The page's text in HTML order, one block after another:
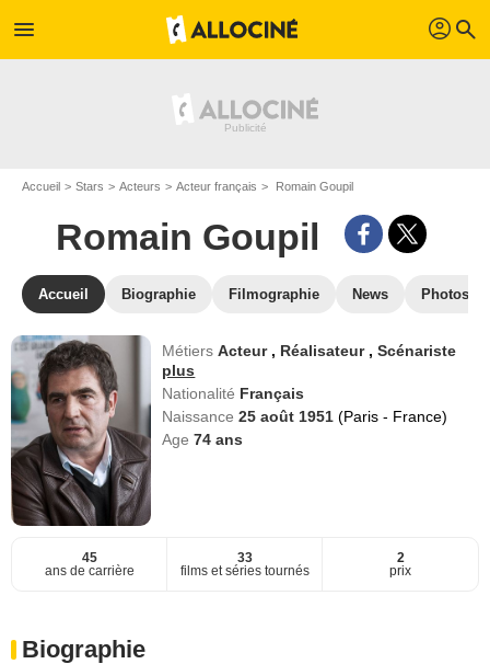
menu profil search
Accueil Stars Acteurs Acteur français Romain Goupil
Romain Goupil
Accueil Biographie Filmographie News Photos
MétiersActeur , Réalisateur ,Scénariste
plus
Nationalité Français
Naissance25 août 1951(Paris - France)
Age74 ans
45
ans de carrière
33
films et séries tournés
2
prix
Biographie